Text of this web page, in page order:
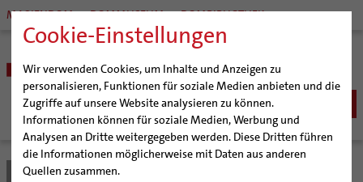
Cookie-Einstellungen
Wir verwenden Cookies, um Inhalte und Anzeigen zu
personalisieren, Funktionen für soziale Medien anbieten und die
Zugriffe auf unsere Website analysieren zu können.
Informationen können für soziale Medien, Werbung und
Analysen an Dritte weitergegeben werden. Diese Dritten führen
die Informationen möglicherweise mit Daten aus anderen
Quellen zusammen.
MARIENDOM DOMMUSEUM DOMBIBLIOTHEK
BISTUM
Bischöfe
Bistum Hildesheim